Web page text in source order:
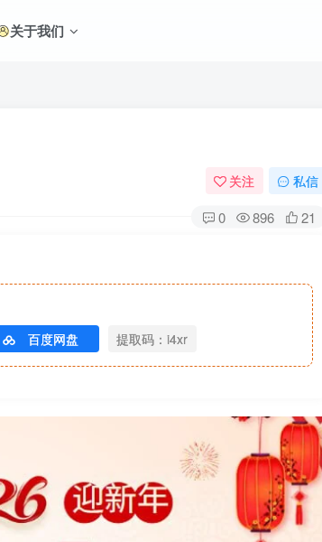
关于我们
关注 私信
0 896 21
百度网盘 提取码：i4xr